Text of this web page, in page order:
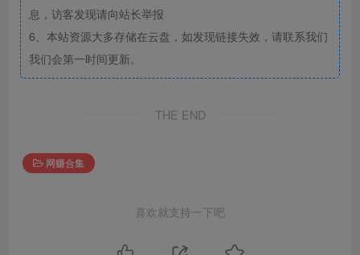
息，访客发现请向站长举报
6、本站资源大多存储在云盘，如发现链接失效，请联系我们
我们会第一时间更新。
THE END
网赚合集
喜欢就支持一下吧